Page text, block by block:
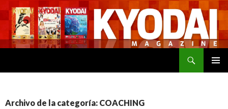
Archivo de la categoría: COACHING